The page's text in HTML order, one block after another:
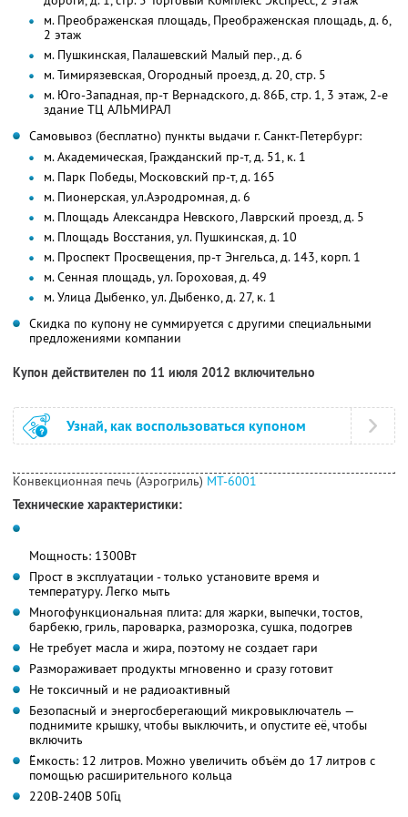
м. Преображенская площадь, Преображенская площадь, д. 6,
2 этаж
м. Пушкинская, Палашевский Малый пер., д. 6
м. Тимирязевская, Огородный проезд, д. 20, стр. 5
м. Юго-Западная, пр-т Вернадского, д. 86Б, стр. 1, 3 этаж, 2-е
здание ТЦ АЛЬМИРАЛ
Самовывоз (бесплатно) пункты выдачи г. Санкт-Петербург:
м. Академическая, Гражданский пр-т, д. 51, к. 1
м. Парк Победы, Московский пр-т, д. 165
м. Пионерская, ул.Аэродромная, д. 6
м. Площадь Александра Невского, Лаврский проезд, д. 5
м. Площадь Восстания, ул. Пушкинская, д. 10
м. Проспект Просвещения, пр-т Энгельса, д. 143, корп. 1
м. Сенная площадь, ул. Гороховая, д. 49
м. Улица Дыбенко, ул. Дыбенко, д. 27, к. 1
Скидка по купону не суммируется с другими специальными
предложениями компании
Купон действителен по 11 июля 2012 включительно
Узнай, как воспользоваться купоном
Конвекционная печь (Аэрогриль) MT-6001
Технические характеристики:
Мощность: 1300Вт
Прост в эксплуатации - только установите время и
температуру. Легко мыть
Многофункциональная плита: для жарки, выпечки, тостов,
барбекю, гриль, пароварка, разморозка, сушка, подогрев
Не требует масла и жира, поэтому не создает гари
Размораживает продукты мгновенно и сразу готовит
Не токсичный и не радиоактивный
Безопасный и энергосберегающий микровыключатель —
поднимите крышку, чтобы выключить, и опустите её, чтобы
включить
Ёмкость: 12 литров. Можно увеличить объём до 17 литров с
помощью расширительного кольца
220В-240В 50Гц